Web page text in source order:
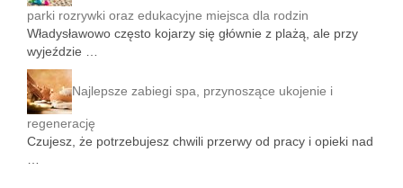
parki rozrywki oraz edukacyjne miejsca dla rodzin
Władysławowo często kojarzy się głównie z plażą, ale przy
wyjeździe …
Najlepsze zabiegi spa, przynoszące ukojenie i
regenerację
Czujesz, że potrzebujesz chwili przerwy od pracy i opieki nad